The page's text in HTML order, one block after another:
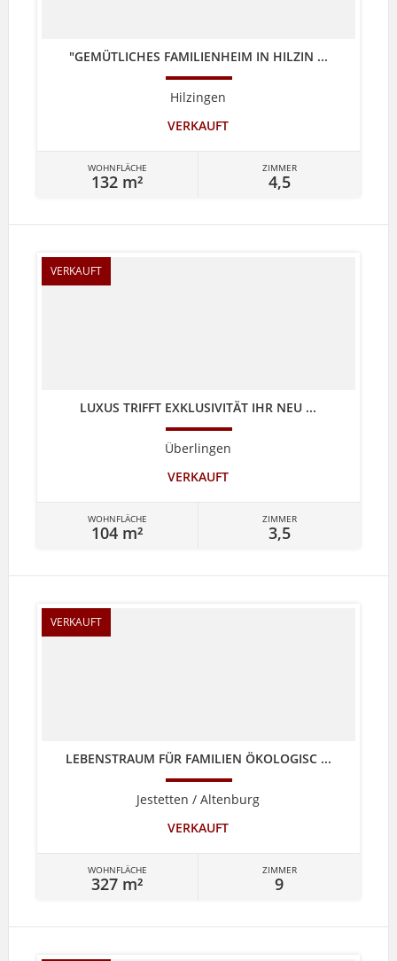
"GEMÜTLICHES FAMILIENHEIM IN HILZIN ...
Hilzingen
VERKAUFT
WOHNFLÄCHE
132 m²
ZIMMER
4,5
VERKAUFT
LUXUS TRIFFT EXKLUSIVITÄT IHR NEU ...
Überlingen
VERKAUFT
WOHNFLÄCHE
104 m²
ZIMMER
3,5
VERKAUFT
LEBENSTRAUM FÜR FAMILIEN ÖKOLOGISC ...
Jestetten / Altenburg
VERKAUFT
WOHNFLÄCHE
327 m²
ZIMMER
9